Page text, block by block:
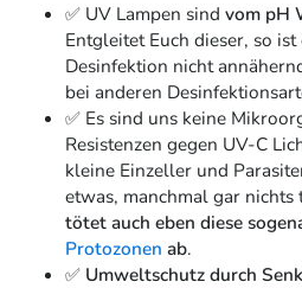
✅ UV Lampen sind vom pH
Entgleitet Euch dieser, so
Desinfektion nicht
bei anderen
✅ Es sind uns keine
Resistenzen gegen UV-C
kleine Einzeller und
etwas, manchmal gar nichts
tötet auch eben diese
Protozonen ab.
✅ Umweltschutz durch